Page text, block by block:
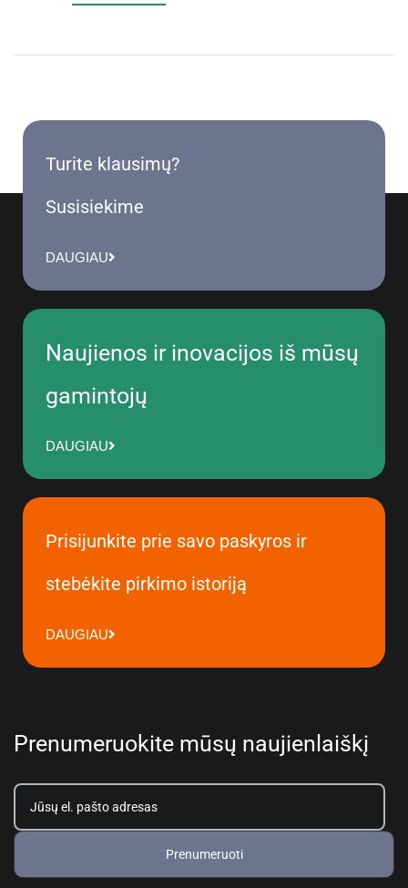
Turite klausimų?
Susisiekime
DAUGIAU
Naujienos ir inovacijos iš mūsų
gamintojų
DAUGIAU
Prisijunkite prie savo paskyros ir
stebėkite pirkimo istoriją
DAUGIAU
Prenumeruokite mūsų naujienlaiškį
Prenumeruoti